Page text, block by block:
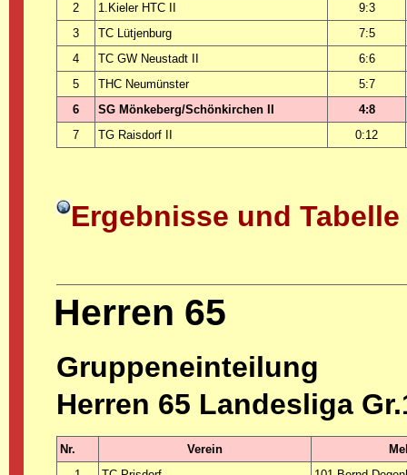
2
1.Kieler HTC II
9:3
3
TC Lütjenburg
7:5
4
TC GW Neustadt II
6:6
5
THC Neumünster
5:7
6
SG Mönkeberg/Schönkirchen II
4:8
7
TG Raisdorf II 0:12
Ergebnisse und Tabelle
Herren 65
Gruppeneinteilung
Herren 65 Landesliga
Nr. Verein